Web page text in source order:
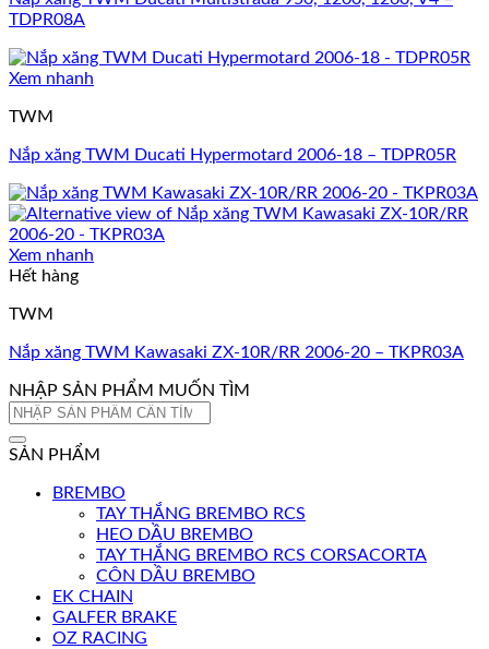
TDPR08A
Xem nhanh
TWM
Nắp xăng TWM Ducati Hypermotard 2006-18 – TDPR05R
Xem nhanh
Hết hàng
TWM
Nắp xăng TWM Kawasaki ZX-10R/RR 2006-20 – TKPR03A
NHẬP SẢN PHẨM MUỐN TÌM
Tìm
SẢN PHẨM
BREMBO
TAY THẮNG BREMBO RCS
HEO DẦU BREMBO
TAY THẮNG BREMBO RCS CORSACORTA
CÔN DẦU BREMBO
EK CHAIN
GALFER BRAKE
OZ RACING